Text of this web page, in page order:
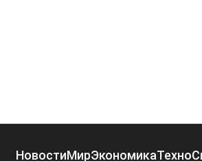
НовостиМирЭкономикаТехно